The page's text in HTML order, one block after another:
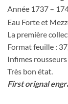
Année 1737 –
Eau Forte et
La première
Format feuille :
Infimes
Très bon état.
First orignal